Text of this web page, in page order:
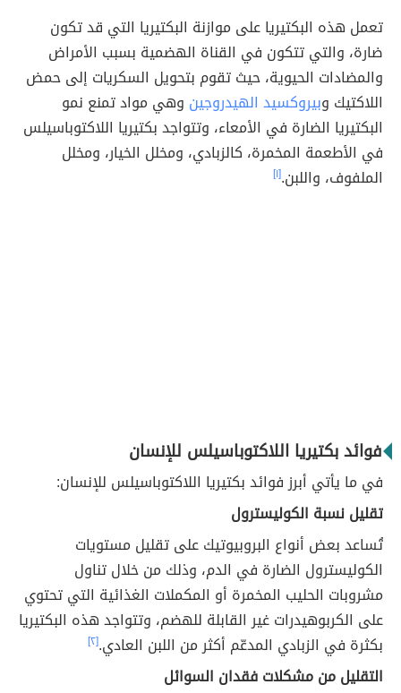
تعمل هذه البكتيريا على موازنة البكتيريا التي قد تكون
ضارة، والتي تتكون في القناة الهضمية بسبب الأمراض
والمضادات الحيوية، حيث تقوم بتحويل السكريات إلى حمض
اللاكتيك وبيروكسيد الهيدروجين وهي مواد تمنع نمو
البكتيريا الضارة في الأمعاء، وتتواجد بكتيريا اللاكتوباسيلس
في الأطعمة المخمرة، كالزبادي، ومخلل الخيار، ومخلل
الملفوف، واللبن.[١]
فوائد بكتيريا اللاكتوباسيلس للإنسان
في ما يأتي أبرز فوائد بكتيريا اللاكتوباسيلس للإنسان:
تقليل نسبة الكوليسترول
تُساعد بعض أنواع البروبيوتيك على تقليل مستويات
الكوليسترول الضارة في الدم، وذلك من خلال تناول
مشروبات الحليب المخمرة أو المكملات الغذائية التي تحتوي
على الكربوهيدرات غير القابلة للهضم، وتتواجد هذه البكتيريا
بكثرة في الزبادي المدعّم أكثر من اللبن العادي.[٢]
التقليل من مشكلات فقدان السوائل